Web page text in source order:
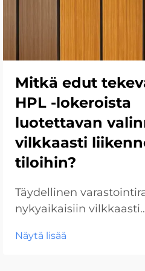
Mitkä edut
HPL -lokeroista
luotettavan
vilkkaasti
tiloihin?
Täydellinen
nykyaikaisiin vilkkaasti
nopeassa ympäristössä
Näytä lisää